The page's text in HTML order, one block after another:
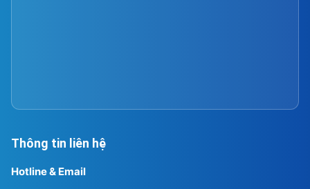
Thông tin liên hệ
Hotline & Email